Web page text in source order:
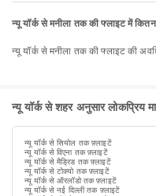
न्यू यॉर्क से मनीला तक की फ्लाइट में
न्यू यॉर्क से मनीला तक की फ्लाइट की
न्यू यॉर्क से शहर अनुसार लोकप्रिय
न्यू यॉर्क से सियोल तक फ़्लाइटें
न्यू यॉर्क से विएना तक फ़्लाइटें
न्यू यॉर्क से मैड्रिड तक फ़्लाइटें
न्यू यॉर्क से टोक्यो तक फ़्लाइटें
न्यू यॉर्क से ऑरलॉडो तक फ़्लाइटें
न्यू यॉर्क से नई दिल्ली तक फ़्लाइटें